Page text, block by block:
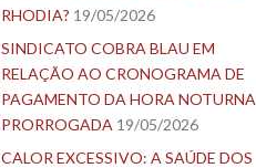
RHODIA? 19/05/2026
SINDICATO COBRA BLAU EM
RELAÇÃO AO CRONOGRAMA DE
PAGAMENTO DA HORA NOTURNA
PRORROGADA 19/05/2026
CALOR EXCESSIVO: A SAÚDE DOS